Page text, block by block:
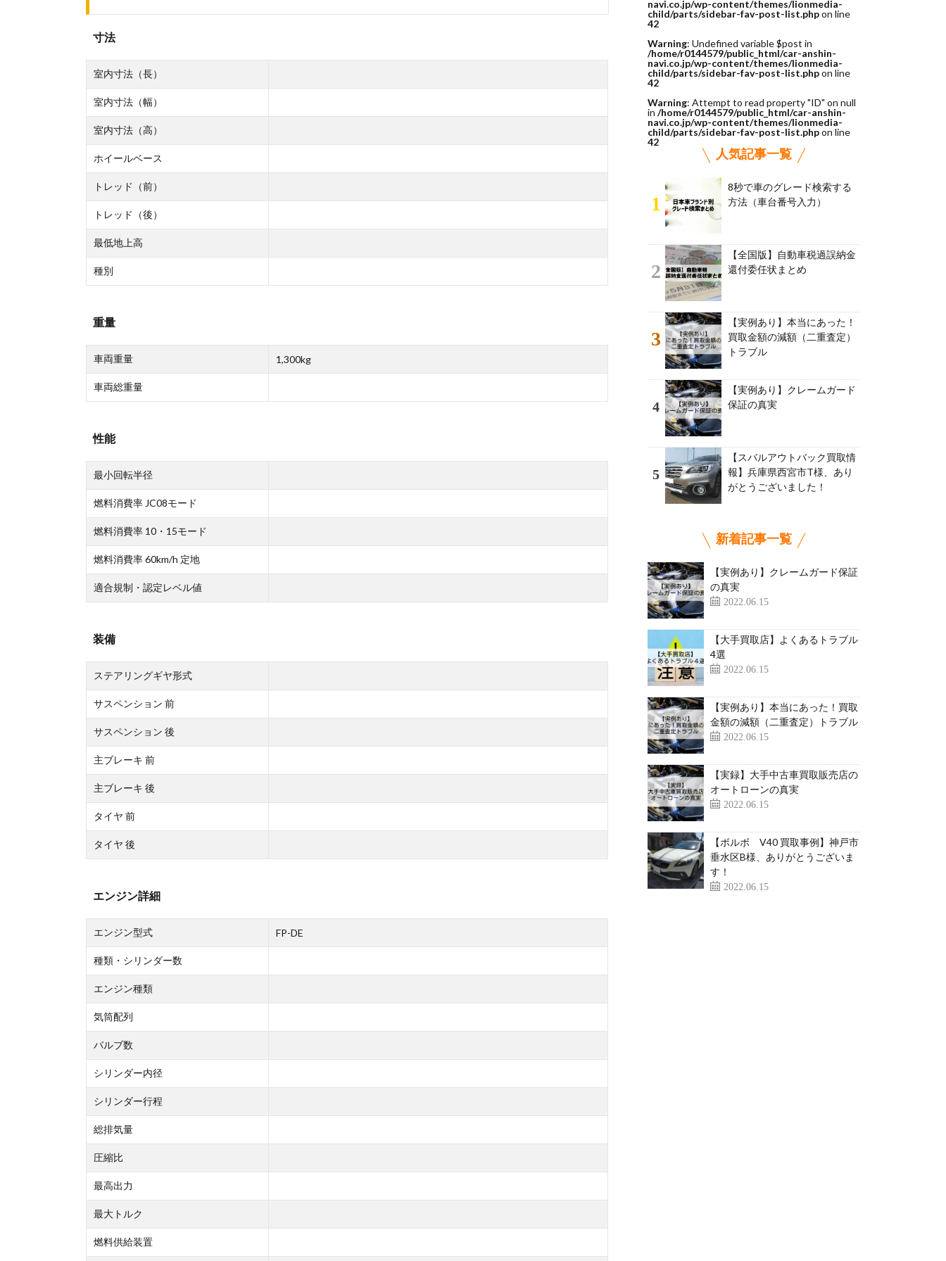
寸法
室内寸法（長）
室内寸法（幅）
室内寸法（高）
ホイールベース
トレッド（前）
トレッド（後）
最低地上高
種別
重量
車両重量 1,300kg
車両総重量
性能
最小回転半径
燃料消費率 JC08モード
燃料消費率 10・15モード
燃料消費率 60km/h 定地
適合規制・認定レベル値
装備
ステアリングギヤ形式
サスペンション 前
サスペンション 後
主ブレーキ 前
主ブレーキ 後
タイヤ 前
タイヤ 後
エンジン詳細
エンジン型式 FP-DE
種類・シリンダー数
エンジン種類
気筒配列
バルブ数
シリンダー内径
シリンダー行程
総排気量
圧縮比
最高出力
最大トルク
燃料供給装置
navi.co.jp/wp-content/themes/lionmedia-
child/parts/sidebar-fav-post-list.phpon line
42
Warning: Undefined variable $post in
/home/r0144579/public_html/car-anshin-
navi.co.jp/wp-content/themes/lionmedia-
child/parts/sidebar-fav-post-list.phpon line
42
Warning: Attempt to read property "ID" on null
in /home/r0144579/public_html/car-anshin-
navi.co.jp/wp-content/themes/lionmedia-
child/parts/sidebar-fav-post-list.phpon line
42
人気記事一覧
1
8秒で車のグレード検索する
方法（車台番号入力）
2
【全国版】自動車税過誤納金
還付委任状まとめ
3
【実例あり】本当にあった！
買取金額の減額（二重査定）
トラブル
4
【実例あり】クレームガード
保証の真実
5
【スバルアウトバック買取情
報】兵庫県西宮市T様、あり
がとうございました！
新着記事一覧
【実例あり】クレームガード保証
の真実
2022.06.15
【大手買取店】よくあるトラブル
4選
2022.06.15
【実例あり】本当にあった！買取
金額の減額（二重査定）トラブル
2022.06.15
【実録】大手中古車買取販売店の
オートローンの真実
2022.06.15
【ボルボ V40 買取事例】神戸市
垂水区B様、ありがとうございま
す！
2022.06.15